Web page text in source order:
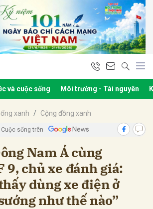
và cuộc sống Môi trường - Tài nguyên
xanh Cộng đồng xanh
sống trên
Nam Á cùng
9, chủ xe đánh giá:
dùng xe điện ở
như thế nào”
Hủy